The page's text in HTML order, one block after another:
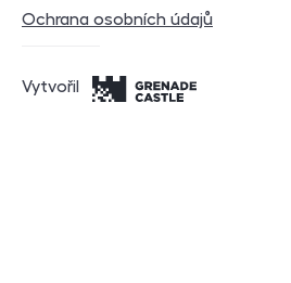
Ochrana osobních údajů
Vytvořil